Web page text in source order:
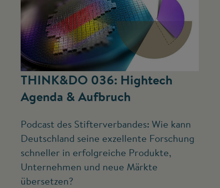
THINK&DO 036: Hightech
Agenda & Aufbruch
Podcast des Stifterverbandes: Wie kann
Deutschland seine exzellente Forschung
schneller in erfolgreiche Produkte,
Unternehmen und neue Märkte
übersetzen?